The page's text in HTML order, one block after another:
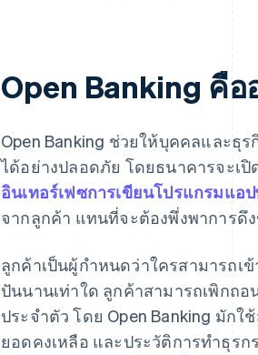
Open Banking คือ
Open Banking ช่วยให้บุคคลและ
ได้อย่างปลอดภัย โดยธนาคารจะเ
อินเทอร์เฟซการเขียนโปรแกรมแอ
จากลูกค้า แทนที่จะต้องพึ่งพาการดึ
ลูกค้าเป็นผู้กำหนดว่าใครสามารถเ
ปันนานเท่าใด ลูกค้าสามารถเพิกถ
ประจำตัว โดย Open Banking มัก
ยอดคงเหลือ และประวัติการทำธุรก